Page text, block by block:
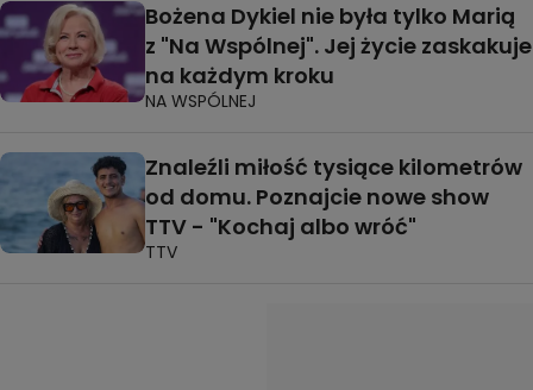
Bożena Dykiel nie była tylko Marią
z "Na Wspólnej". Jej życie zaskakuje
na każdym kroku
NA WSPÓLNEJ
Znaleźli miłość tysiące kilometrów
od domu. Poznajcie nowe show
TTV - "Kochaj albo wróć"
TTV